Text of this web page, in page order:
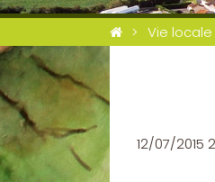
Vie locale
12/07/2015